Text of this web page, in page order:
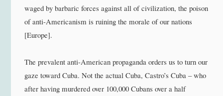
waged by barbaric forces against all of civilization, the poison
of anti-Americanism is ruining the morale of our nations
[Europe].
The prevalent anti-American propaganda orders us to turn our
gaze toward Cuba. Not the actual Cuba, Castro’s Cuba – who
after having murdered over 100,000 Cubans over a half